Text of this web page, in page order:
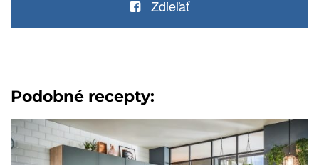
Zdieľať
Podobné recepty: